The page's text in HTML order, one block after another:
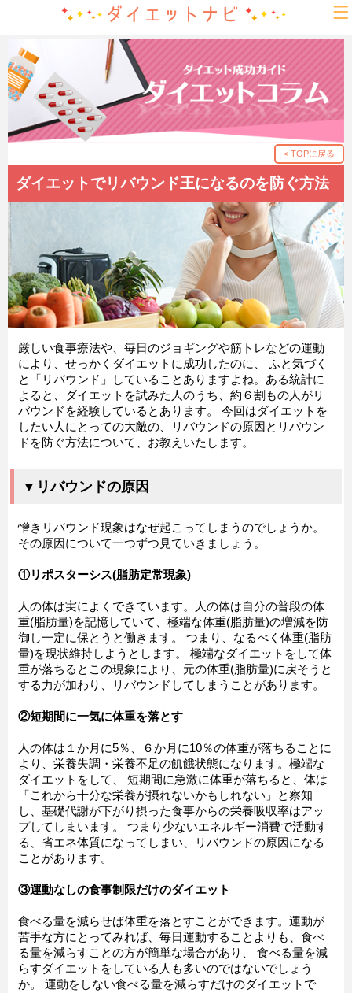
< TOPに戻る
ダイエットでリバウンド王になるのを防ぐ方法
厳しい食事療法や、毎日のジョギングや筋トレなどの運動
により、せっかくダイエットに成功したのに、 ふと気づく
と「リバウンド」していることありますよね。ある統計に
よると、ダイエットを試みた人のうち、約６割もの人がリ
バウンドを経験しているとあります。 今回はダイエットを
したい人にとっての大敵の、リバウンドの原因とリバウン
ドを防ぐ方法について、お教えいたします。
▼リバウンドの原因
憎きリバウンド現象はなぜ起こってしまうのでしょうか。
その原因について一つずつ見ていきましょう。
①リポスターシス(脂肪定常現象)
人の体は実によくできています。人の体は自分の普段の体
重(脂肪量)を記憶していて、極端な体重(脂肪量)の増減を防
御し一定に保とうと働きます。 つまり、なるべく体重(脂肪
量)を現状維持しようとします。 極端なダイエットをして体
重が落ちるとこの現象により、元の体重(脂肪量)に戻そうと
する力が加わり、リバウンドしてしまうことがあります。
②短期間に一気に体重を落とす
人の体は１か月に5％、６か月に10％の体重が落ちることに
より、栄養失調・栄養不足の飢餓状態になります。極端な
ダイエットをして、 短期間に急激に体重が落ちると、体は
「これから十分な栄養が摂れないかもしれない」と察知
し、基礎代謝が下がり摂った食事からの栄養吸収率はアッ
プしてしまいます。 つまり少ないエネルギー消費で活動す
る、省エネ体質になってしまい、リバウンドの原因になる
ことがあります。
③運動なしの食事制限だけのダイエット
食べる量を減らせば体重を落とすことができます。運動が
苦手な方にとってみれば、毎日運動することよりも、食べ
る量を減らすことの方が簡単な場合があり、 食べる量を減
らすダイエットをしている人も多いのではないでしょう
か。 運動をしない食べる量を減らすだけのダイエットで